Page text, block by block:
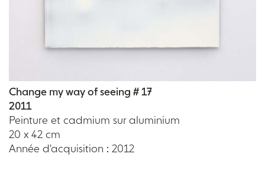
Change my way of seeing # 17
2011
Peinture et cadmium sur aluminium
20 x 42 cm
Année d'acquisition : 2012